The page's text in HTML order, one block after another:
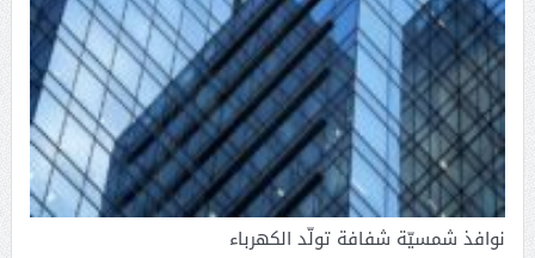
نوافذ شمسيّة شفافة تولّد الكهرباء